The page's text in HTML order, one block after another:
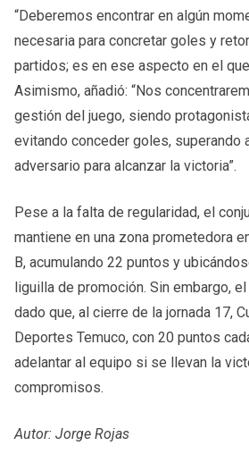
“Deberemos encontrar en algún
necesaria para concretar goles y
partidos; es en ese aspecto en el
Asimismo, añadió: “Nos
gestión del juego, siendo
evitando conceder goles, superando
adversario para alcanzar la victoria”.
Pese a la falta de regularidad, el
mantiene en una zona prometedora
B, acumulando 22 puntos y
liguilla de promoción. Sin embargo,
dado que, al cierre de la jornada 17,
Deportes Temuco, con 20 puntos
adelantar al equipo si se llevan la
compromisos.
Autor: Jorge Rojas